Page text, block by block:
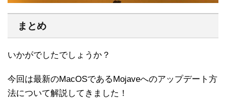
まとめ
いかがでしたでしょうか？
今回は最新のMacOSであるMojaveへのアップデート方
法について解説してきました！